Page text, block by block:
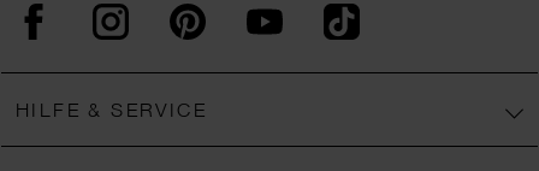
FacebookInstagram PinterestYouTubeTikTok
HILFE & SERVICE